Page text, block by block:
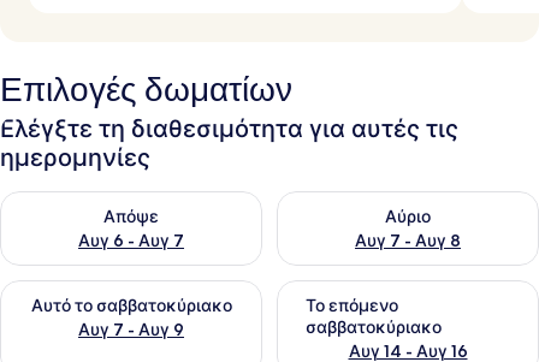
Επιλογές δωματίων
Ελέγξτε τη διαθεσιμότητα για αυτές τις
ημερομηνίες
Απόψε
Αυγ 6 - Αυγ 7
Έλεγχος διαθεσιμότητας για απόψε Αυγ 6 - Αυγ 7
Αύριο
Αυγ 7 - Αυγ 8
Έλεγχος διαθεσιμότητας
Αυτό το σαββατοκύριακο
Αυγ 7 - Αυγ 9
Έλεγχος διαθεσιμότητας για αυτό το σαββατοκύριακο
Το επόμενο
σαββατοκύριακο
Αυγ 14 - Αυγ 16
Έλεγχος διαθεσιμότητας